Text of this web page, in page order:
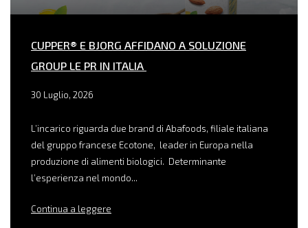
CUPPER® E BJORG AFFIDANO A SOLUZIONE
GROUP LE PR IN ITALIA
30 Luglio, 2026
L’incarico riguarda due brand di Abafoods, filiale italiana
del gruppo francese Ecotone, leader in Europa nella
produzione di alimenti biologici. Determinante
l’esperienza nel mondo...
Continua a leggere